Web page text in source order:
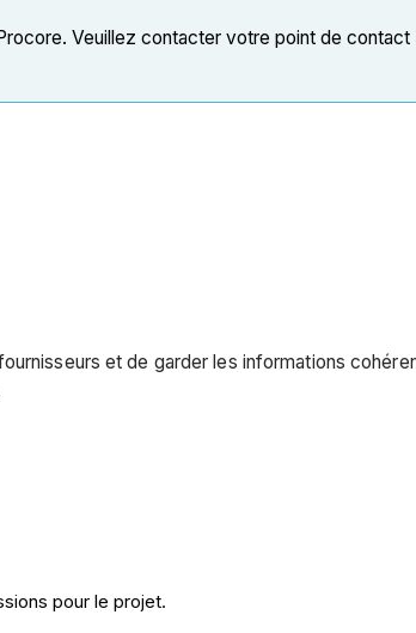
Veuillez contacter votre point de contact
et de garder les informations
pour le projet.